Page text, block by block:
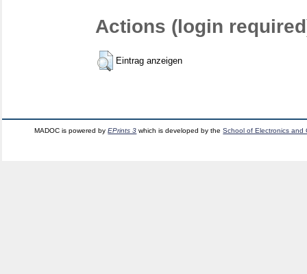
Actions (login
Eintrag anzeigen
MADOC is powered byEPrints 3 which is developed by theSchool of Electronics and